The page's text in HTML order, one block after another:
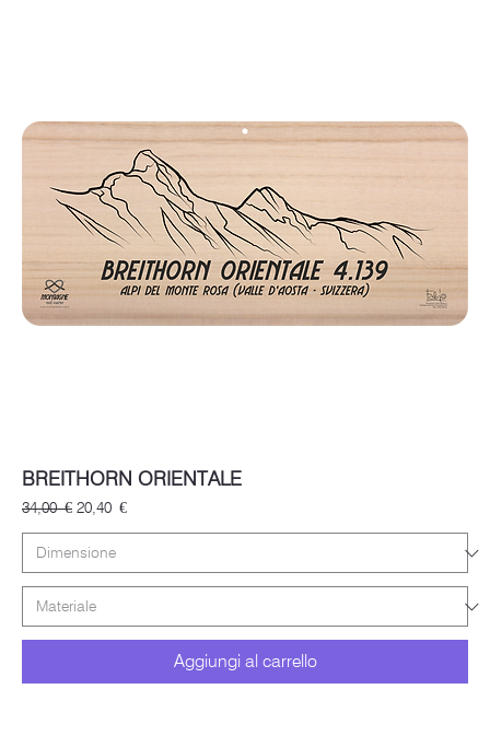
BREITHORN ORIENTALE
Prezzo regolare
34,00 € Prezzo scontato
20,40 €
Aggiungi al carrello